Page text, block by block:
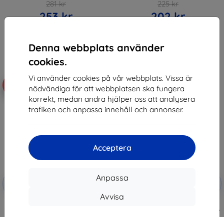
Denna webbplats använder
cookies.
Vi använder cookies på vår webbplats. Vissa är
nödvändiga för att webbplatsen ska fungera
korrekt, medan andra hjälper oss att analysera
trafiken och anpassa innehåll och annonser.
Acceptera
Anpassa
Avvisa
281 kr
253 kr
225 kr
202 kr
EXTRA10
-23%
-10%
PACK APPLE WATCH ULTRA 1 / 2 /